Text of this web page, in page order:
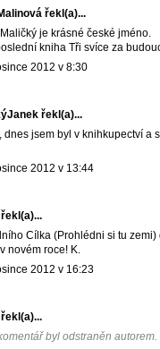
řekl(a)...
je krásné české jméno.
kniha Tři svíce za
2012 v 8:30
řekl(a)...
dnes jsem byl v knihkupectví a
2012 v 13:44
řekl(a)...
Cílka (Prohlédni si tu
novém roce! K.
2012 v 16:23
řekl(a)...
byl odstraněn autorem.